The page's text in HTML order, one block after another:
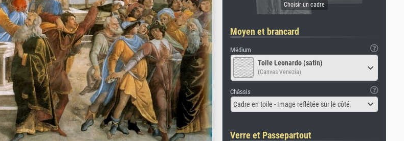
Moyen et brancard
Médium
Toile Leonardo (satin)
(Canvas Venezia)
Châssis
Cadre en toile - Image reflétée sur le côté
Verre et Passepartout